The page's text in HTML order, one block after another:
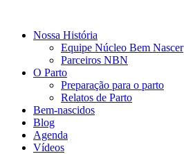
Nossa História
Equipe Núcleo Bem Nascer
Parceiros NBN
O Parto
Preparação para o parto
Relatos de Parto
Bem-nascidos
Blog
Agenda
Vídeos